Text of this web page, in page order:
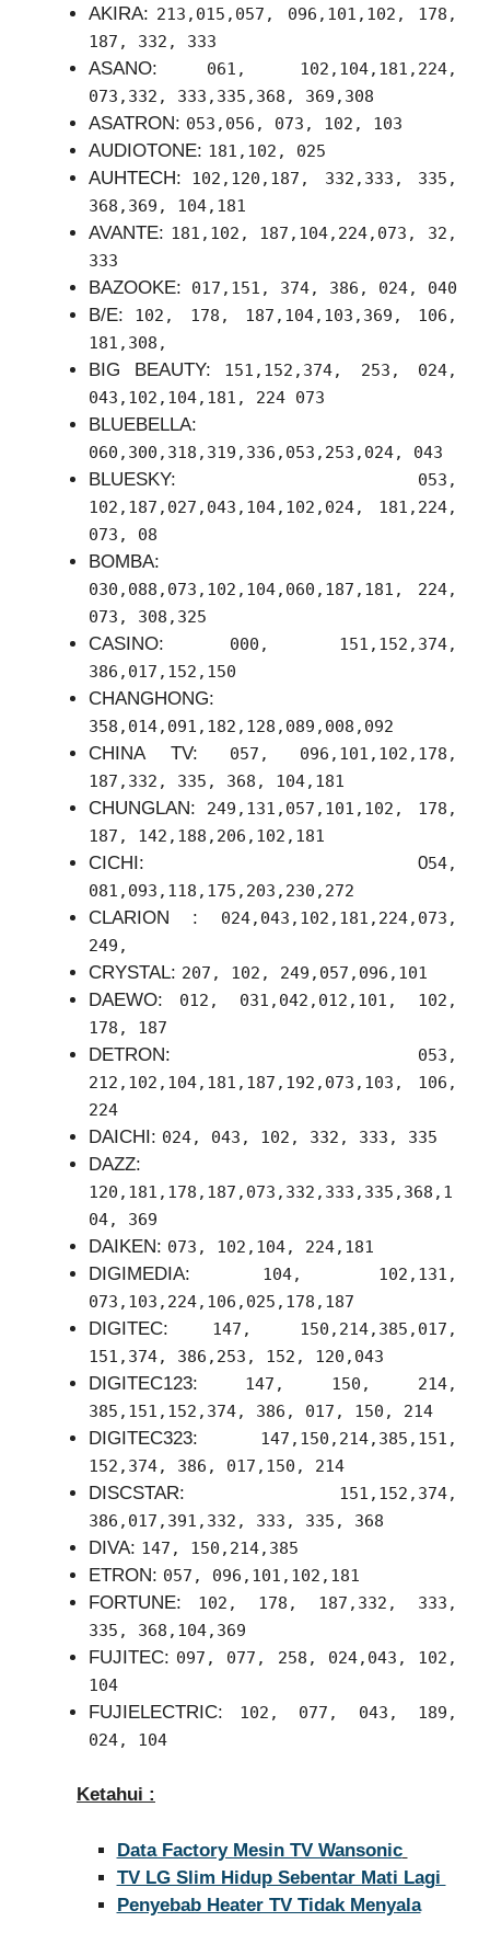
AKIRA: 213,015,057, 096,101,102, 178,
187, 332, 333
ASANO: 061, 102,104,181,224,
073,332, 333,335,368, 369,308
ASATRON: 053,056, 073, 102, 103
AUDIOTONE: 181,102, 025
AUHTECH: 102,120,187, 332,333, 335,
368,369, 104,181
AVANTE: 181,102, 187,104,224,073, 32,
333
BAZOOKE: 017,151, 374, 386, 024, 040
B/E: 102, 178, 187,104,103,369, 106,
181,308,
BIG BEAUTY: 151,152,374, 253, 024,
043,102,104,181, 224 073
BLUEBELLA:
060,300,318,319,336,053,253,024, 043
BLUESKY: 053,
102,187,027,043,104,102,024, 181,224,
073, 08
BOMBA:
030,088,073,102,104,060,187,181, 224,
073, 308,325
CASINO: 000, 151,152,374,
386,017,152,150
CHANGHONG:
358,014,091,182,128,089,008,092
CHINA TV: 057, 096,101,102,178,
187,332, 335, 368, 104,181
CHUNGLAN:
249,131,057,101,102, 178,
187, 142,188,206,102,181
CICHI: 054,
081,093,118,175,203,230,272
CLARION : 024,043,102,181,224,073,
249,
CRYSTAL: 207, 102, 249,057,096,101
DAEWO: 012, 031,042,012,101, 102,
178, 187
DETRON: 053,
212,102,104,181,187,192,073,103, 106,
224
DAICHI: 024, 043, 102, 332, 333, 335
DAZZ:
120,181,178,187,073,332,333,335,368,1
04, 369
DAIKEN: 073, 102,104, 224,181
DIGIMEDIA: 104, 102,131,
073,103,224,106,025,178,187
DIGITEC: 147, 150,214,385,017,
151,374, 386,253, 152, 120,043
DIGITEC123: 147, 150, 214,
385,151,152,374, 386, 017, 150, 214
DIGITEC323: 147,150,214,385,151,
152,374, 386, 017,150, 214
DISCSTAR: 151,152,374,
386,017,391,332, 333, 335, 368
DIVA: 147, 150,214,385
ETRON: 057, 096,101,102,181
FORTUNE: 102, 178, 187,332, 333,
335, 368,104,369
FUJITEC: 097, 077, 258, 024,043, 102,
104
FUJIELECTRIC:
102, 077, 043, 189,
024, 104
Ketahui :
Data Factory Mesin TV Wansonic
TV LG Slim Hidup Sebentar Mati Lagi
Penyebab Heater TV Tidak Menyala